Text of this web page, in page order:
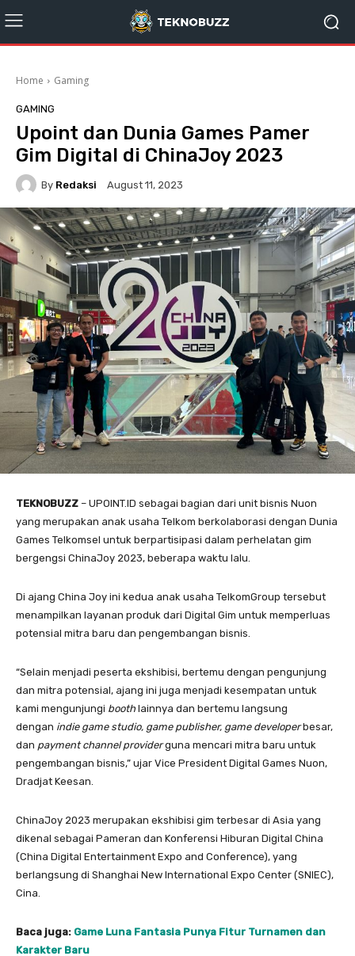
Home Gaming
GAMING
Upoint dan Dunia Games Pamer
Gim Digital di ChinaJoy 2023
By Redaksi August 11, 2023
TEKNOBUZZ – UPOINT.ID sebagai bagian dari unit bisnis Nuon
yang merupakan anak usaha Telkom berkolaborasi dengan Dunia
Games Telkomsel untuk berpartisipasi dalam perhelatan gim
bergengsi ChinaJoy 2023, beberapa waktu lalu.
Di ajang China Joy ini kedua anak usaha TelkomGroup tersebut
menampilkan layanan produk dari Digital Gim untuk memperluas
potensial mitra baru dan pengembangan bisnis.
“Selain menjadi peserta ekshibisi, bertemu dengan pengunjung
dan mitra potensial, ajang ini juga menjadi kesempatan untuk
kami mengunjungi booth lainnya dan bertemu langsung
dengan indie game studio, game publisher, game developerbesar,
dan payment channel providerguna mencari mitra baru untuk
pengembangan bisnis,” ujar Vice President Digital Games Nuon,
Dradjat Keesan.
ChinaJoy 2023 merupakan ekshibisi gim terbesar di Asia yang
dikenal sebagai Pameran dan Konferensi Hiburan Digital China
(China Digital Entertainment Expo and Conference), yang
berlangsung di Shanghai New International Expo Center (SNIEC),
Cina.
Baca juga: Game Luna Fantasia Punya Fitur Turnamen dan
Karakter Baru